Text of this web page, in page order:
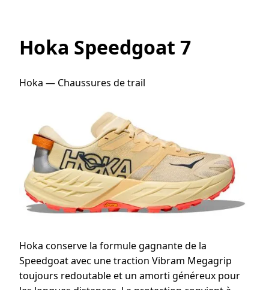
Hoka Speedgoat 7
Hoka — Chaussures de trail
Hoka conserve la formule gagnante de la
Speedgoat avec une traction Vibram Megagrip
toujours redoutable et un amorti généreux pour